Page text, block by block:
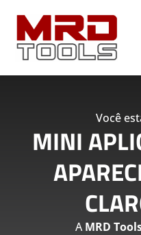
Você
MINI
AMRD